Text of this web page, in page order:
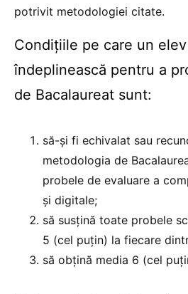
potrivit metodologiei citate.
Condițiile pe care un
îndeplinească pentru a
de Bacalaureat sunt:
să-și fi echivalat sau
metodologia de
probele de evaluare a
şi digitale;
să susţină toate probele
5 (cel puțin) la fiecare
să obţină media 6 (cel